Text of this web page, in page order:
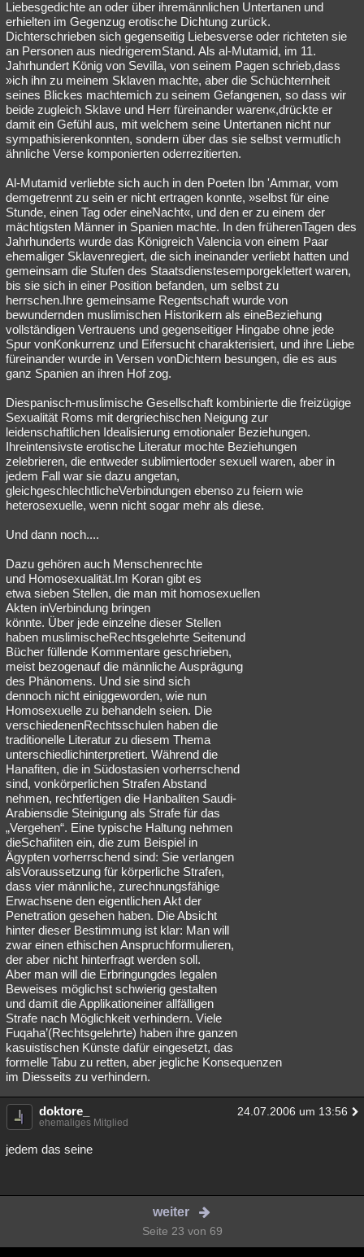
Liebesgedichte an oder über ihremännlichen Untertanen und
erhielten im Gegenzug erotische Dichtung zurück.
Dichterschrieben sich gegenseitig Liebesverse oder richteten sie
an Personen aus niedrigeremStand. Als al-Mutamid, im 11.
Jahrhundert König von Sevilla, von seinem Pagen schrieb,dass
»ich ihn zu meinem Sklaven machte, aber die Schüchternheit
seines Blickes machtemich zu seinem Gefangenen, so dass wir
beide zugleich Sklave und Herr füreinander waren«,drückte er
damit ein Gefühl aus, mit welchem seine Untertanen nicht nur
sympathisierenkonnten, sondern über das sie selbst vermutlich
ähnliche Verse komponierten oderrezitierten.
Al-Mutamid verliebte sich auch in den Poeten Ibn 'Ammar, vom
demgetrennt zu sein er nicht ertragen konnte, »selbst für eine
Stunde, einen Tag oder eineNacht«, und den er zu einem der
mächtigsten Männer in Spanien machte. In den früherenTagen des
Jahrhunderts wurde das Königreich Valencia von einem Paar
ehemaliger Sklavenregiert, die sich ineinander verliebt hatten und
gemeinsam die Stufen des Staatsdienstesemporgeklettert waren,
bis sie sich in einer Position befanden, um selbst zu
herrschen.Ihre gemeinsame Regentschaft wurde von
bewundernden muslimischen Historikern als eineBeziehung
vollständigen Vertrauens und gegenseitiger Hingabe ohne jede
Spur vonKonkurrenz und Eifersucht charakterisiert, und ihre Liebe
füreinander wurde in Versen vonDichtern besungen, die es aus
ganz Spanien an ihren Hof zog.
Diespanisch-muslimische Gesellschaft kombinierte die freizügige
Sexualität Roms mit dergriechischen Neigung zur
leidenschaftlichen Idealisierung emotionaler Beziehungen.
Ihreintensivste erotische Literatur mochte Beziehungen
zelebrieren, die entweder sublimiertoder sexuell waren, aber in
jedem Fall war sie dazu angetan,
gleichgeschlechtlicheVerbindungen ebenso zu feiern wie
heterosexuelle, wenn nicht sogar mehr als diese.
Und dann noch....
Dazu gehören auch Menschenrechte
und Homosexualität.Im Koran gibt es
etwa sieben Stellen, die man mit homosexuellen
Akten inVerbindung bringen
könnte. Über jede einzelne dieser Stellen
haben muslimischeRechtsgelehrte Seitenund
Bücher füllende Kommentare geschrieben,
meist bezogenauf die männliche Ausprägung
des Phänomens. Und sie sind sich
dennoch nicht einiggeworden, wie nun
Homosexuelle zu behandeln seien. Die
verschiedenenRechtsschulen haben die
traditionelle Literatur zu diesem Thema
unterschiedlichinterpretiert. Während die
Hanafiten, die in Südostasien vorherrschend
sind, vonkörperlichen Strafen Abstand
nehmen, rechtfertigen die Hanbaliten Saudi-
Arabiensdie Steinigung als Strafe für das
„Vergehen“. Eine typische Haltung nehmen
dieSchafiiten ein, die zum Beispiel in
Ägypten vorherrschend sind: Sie verlangen
alsVoraussetzung für körperliche Strafen,
dass vier männliche, zurechnungsfähige
Erwachsene den eigentlichen Akt der
Penetration gesehen haben. Die Absicht
hinter dieser Bestimmung ist klar: Man will
zwar einen ethischen Anspruchformulieren,
der aber nicht hinterfragt werden soll.
Aber man will die Erbringungdes legalen
Beweises möglichst schwierig gestalten
und damit die Applikationeiner allfälligen
Strafe nach Möglichkeit verhindern. Viele
Fuqaha’(Rechtsgelehrte) haben ihre ganzen
kasuistischen Künste dafür eingesetzt, das
formelle Tabu zu retten, aber jegliche Konsequenzen
im Diesseits zu verhindern.
doktore_ 24.07.2006 um 13:56
ehemaliges Mitglied
jedem das seine
weiter
Seite 23 von 69